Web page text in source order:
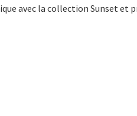
avec la collection Sunset et